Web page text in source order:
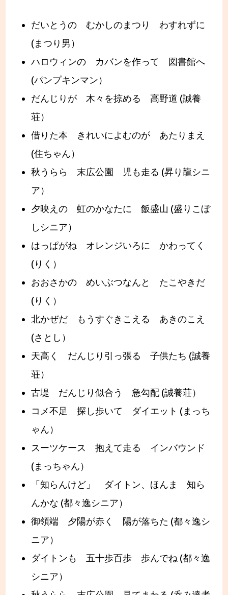
だいとうの むかしのまつり わすれずに
(まつり男）
ハロウィンの カバンを作って 図書館へ
(パンプキンマン）
だんじりが 木々を掠める 高野道 (誠養
荘）
借りた本 きれいによむのが あたりまえ
(住ちゃん）
秋うらら 末広公園 児も走る (昇り龍シニ
ア）
夕映えの 虹のかなたに 飯盛山 (盛りこぼ
しシニア）
はっぱがね オレンジいろに かわってく
(りく）
おおさかの めいぶつなんと たこやきだ
(りく）
北かぜだ もうすぐきこえる あきのこえ
(さとし）
天高く だんじり引っ張る 子供たち (誠養
荘）
古堤 だんじり似合う 急勾配 (誠養荘）
コメ不足 探し歩いて ダイエット (まっち
ゃん）
スーツケース 抱えて走る インバウンド
(まっちゃん）
「知らんけど」 ダイトン、ほんま 知ら
んかな (都々逸シニア）
御領端 夕陽が赤く 陽が落ちた (都々逸シ
ニア）
ダイトンも 五十歩百歩 歩んでね (都々逸
シニア）